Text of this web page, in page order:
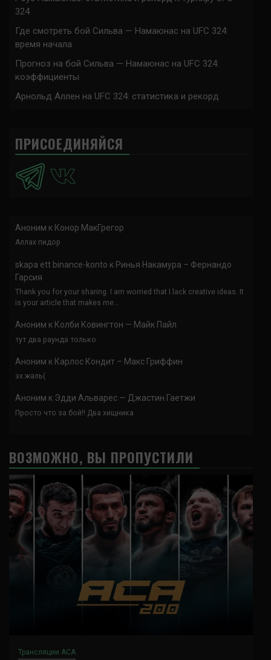
324
Где смотреть бой Сильва — Намаюнас на UFC 324:
время начала
Прогноз на бой Сильва — Намаюнас на UFC 324:
коэффициенты
Арнольд Аллен на UFC 324: статистика и рекорд
ПРИСОЕДИНЯЙСЯ
Аноним к Конор МакГрегор
Аллах пидор
skapa ett binance-konto к Ринья Накамура – Фернандо
Гарсия
Thank you for your sharing. I am worried that I lack creative ideas. It
is your article that makes me…
Аноним к Колби Ковингтон — Майк Пайл
тут два раунда только
Аноним к Карлос Кондит – Макс Гриффин
эх жаль(
Аноним к Эдди Альварес — Джастин Гаетжи
Просто что за бой!! Два хищника
ВОЗМОЖНО, ВЫ ПРОПУСТИЛИ
Трансляции ACA